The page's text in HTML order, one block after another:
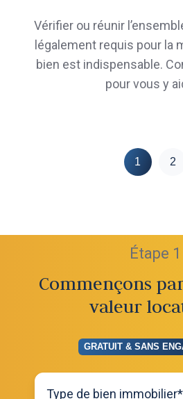
Vérifier ou réunir
légalement requis pour la
bien est indispensable.
pour vous y
1 2
Étape 1
Commençons
valeur
GRATUIT & SANS